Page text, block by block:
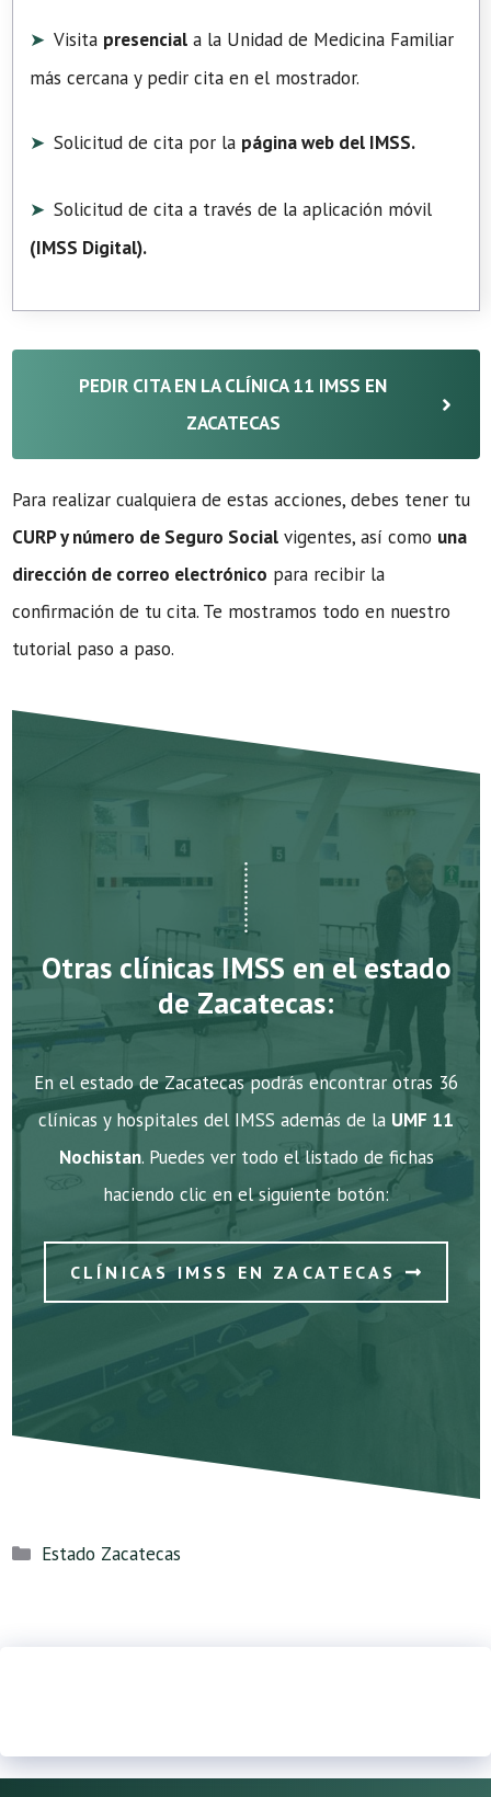
Visita presencial a la Unidad de Medicina Familiar
más cercana y pedir cita en el mostrador.
Solicitud de cita por la página web del IMSS.
Solicitud de cita a través de la aplicación móvil
(IMSS Digital).
PEDIR CITA EN LA CLÍNICA 11 IMSS EN
ZACATECAS
Para realizar cualquiera de estas acciones, debes tener tu
CURP y número de Seguro Social vigentes, así como una
dirección de correo electrónico para recibir la
confirmación de tu cita. Te mostramos todo en nuestro
tutorial paso a paso.
Otras clínicas IMSS en el estado
de Zacatecas:
En el estado de Zacatecas podrás encontrar otras 36
clínicas y hospitales del IMSS además de la UMF 11
Nochistan. Puedes ver todo el listado de fichas
haciendo clic en el siguiente botón:
CLÍNICAS IMSS EN ZACATECAS
Categorías
Estado Zacatecas